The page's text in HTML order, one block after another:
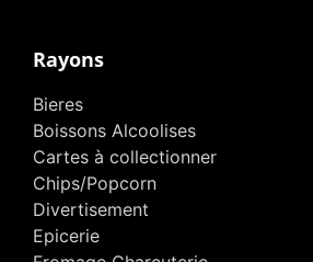
Rayons
Bieres
Boissons Alcoolises
Cartes à collectionner
Chips/Popcorn
Divertisement
Epicerie